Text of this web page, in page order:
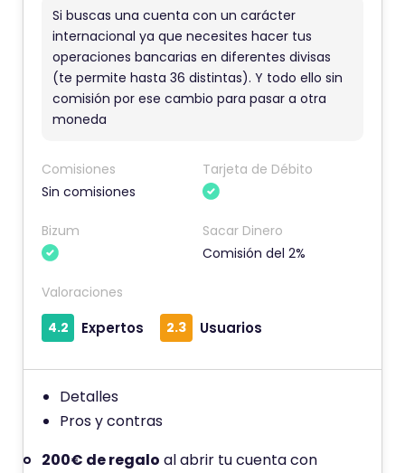
o
m
e
n
t
e
a
p
Si buscas una cuenta con un carácter
internacional ya que necesites hacer tus
operaciones bancarias en diferentes divisas
(te permite hasta 36 distintas). Y todo ello sin
comisión por ese cambio para pasar a otra
moneda
Comisiones
Sin comisiones
Tarjeta de Débito
Bizum
Sacar Dinero
Comisión del 2%
Valoraciones
4.2
Expertos 2.3 Usuarios
Detalles
Pros y contras
200€ de regalo al abrir tu cuenta con